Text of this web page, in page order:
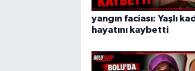
yangın faciası: Yaşlı
hayatını kaybetti